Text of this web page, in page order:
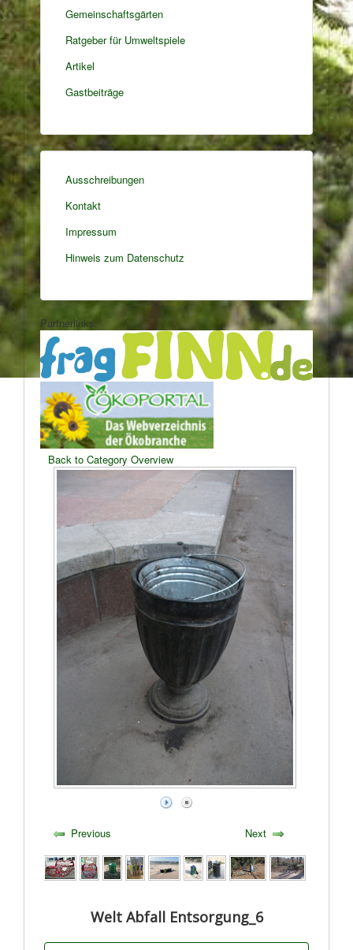
Gemeinschaftsgärten
Ratgeber für Umweltspiele
Artikel
Gastbeiträge
Ausschreibungen
Kontakt
Impressum
Hinweis zum Datenschutz
Partnerlinks:
Back to Category Overview
Previous Next
Welt Abfall Entsorgung_6